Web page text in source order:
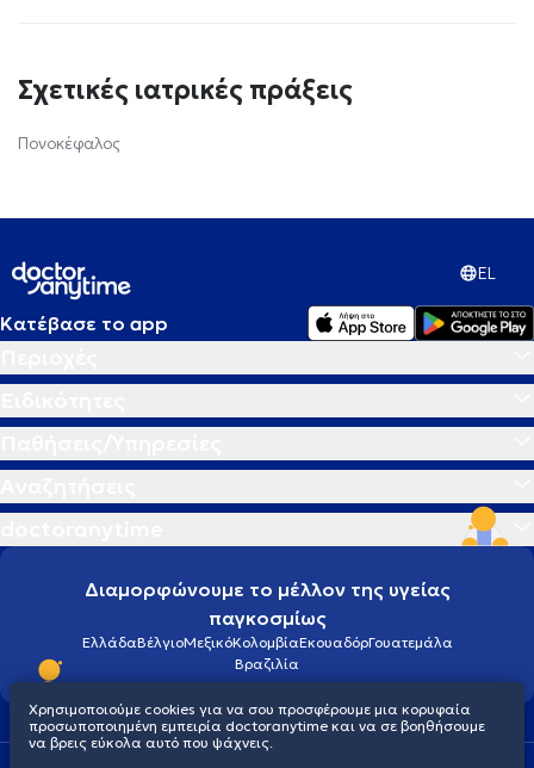
Σχετικές ιατρικές πράξεις
Πονοκέφαλος
EL
Κατέβασε το app
Διαμορφώνουμε το μέλλον της υγείας
παγκοσμίως
ΕλλάδαΒέλγιοΜεξικόΚολομβίαΕκουαδόρΓουατεμάλα
Βραζιλία
Χρησιμοποιούμε cookies για να σου προσφέρουμε μια κορυφαία
προσωποποιημένη εμπειρία doctoranytime και να σε βοηθήσουμε
να βρεις εύκολα αυτό που ψάχνεις.